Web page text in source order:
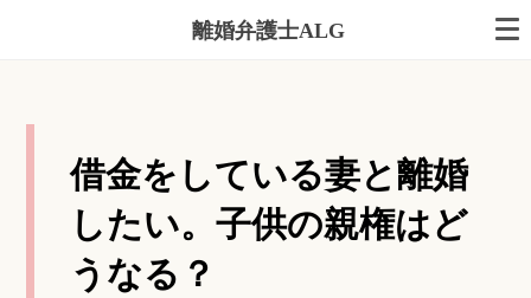
離婚弁護士ALG
借金をしている妻と離婚
したい。子供の親権はど
うなる？